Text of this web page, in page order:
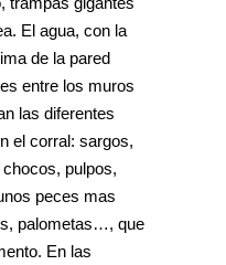
El agua, con la
de la pared
entre los muros
las diferentes
el corral: sargos,
pulpos,
peces mas
palometas…, que
En las